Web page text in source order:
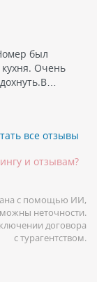
был
Очень
все отзывы
и отзывам?
с помощью ИИ,
неточности.
договора
с турагентством.